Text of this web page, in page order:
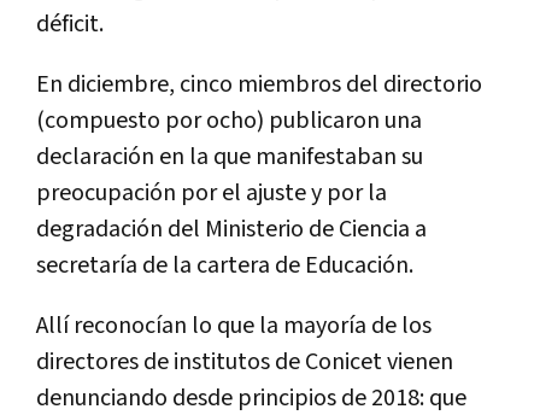
déficit.
En diciembre, cinco miembros del directorio
(compuesto por ocho) publicaron una
declaración en la que manifestaban su
preocupación por el ajuste y por la
degradación del Ministerio de Ciencia a
secretaría de la cartera de Educación.
Allí reconocían lo que la mayoría de los
directores de institutos de Conicet vienen
denunciando desde principios de 2018: que